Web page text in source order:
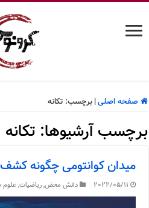
صفحه اصلی| برچسب:تکانه
برچسب آرشیوها: تکانه
میدان کوانتومی چگونه
2022/05/11 دانش محض,ریاضیات,علوم